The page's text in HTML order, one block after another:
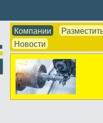
Компании
Новости